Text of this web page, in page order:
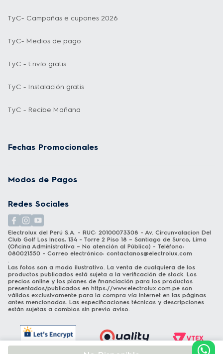
TyC- Campañas e cupones 2026
TyC- Medios de pago
TyC - Envío gratis
TyC - Instalación gratis
TyC - Recibe Mañana
Fechas Promocionales
Modos de Pagos
Redes Sociales
Electrolux del Perú S.A. - RUC: 20100073308 - Av. Circunvalacion Del
Club Golf Los Incas, 134 - Torre 2 Piso 18 – Santiago de Surco, Lima
(Oficina Administrativa – No atención al Público) - Teléfono:
080021550 - Correo electrónico: contactanos@electrolux.com
.
Las fotos son a modo ilustrativo. La venta de cualquiera de los
productos publicados está sujeta a la verificación de stock. Los
precios online y los planes de financiación para los productos
presentados/publicados en https://www.electrolux.com.pe son
válidos exclusivamente para la compra vía internet en las páginas
antes mencionadas. Las especificaciones técnicas y descripciones
están sujetas a cambios sin previo aviso.